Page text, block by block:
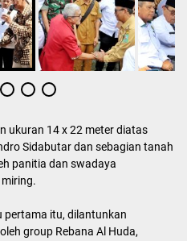
ukuran 14 x 22 meter diatas
Sidabutar dan sebagian tanah
panitia dan swadaya
pertama itu, dilantunkan
group Rebana Al Huda,